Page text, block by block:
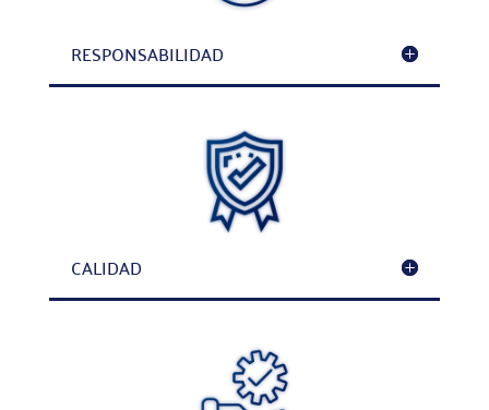
RESPONSABILIDAD
CALIDAD